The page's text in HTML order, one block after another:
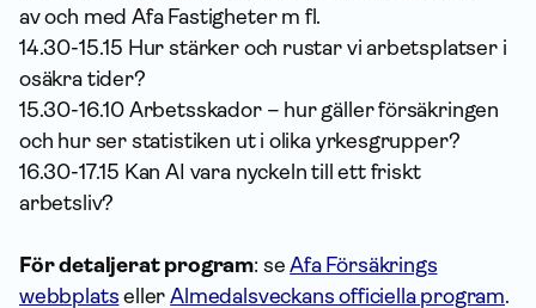
av och med Afa Fastigheter m fl.
14.30-15.15 Hur stärker och rustar vi arbetsplatser i
osäkra tider?
15.30-16.10 Arbetsskador – hur gäller försäkringen
och hur ser statistiken ut i olika yrkesgrupper?
16.30-17.15 Kan AI vara nyckeln till ett friskt
arbetsliv?
För detaljerat program: seAfa Försäkrings
webbplats ellerAlmedalsveckans officiella program.